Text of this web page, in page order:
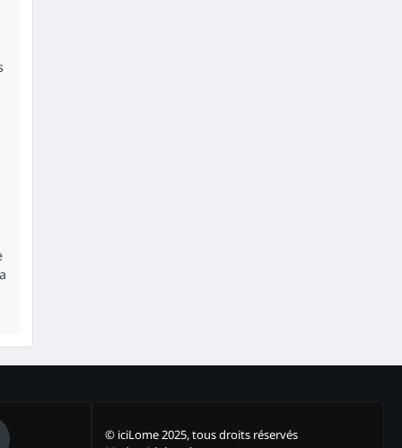
© iciLome 2025, tous droits réservés